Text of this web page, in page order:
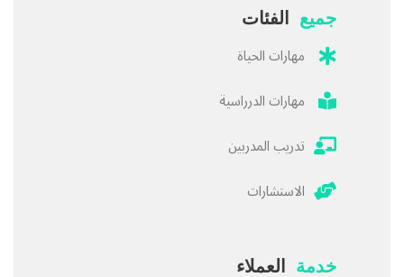
جميع الفئات
مهارات الحياة
مهارات الدرراسية
تدريب المدربين
الاستشارات
خدمة العملاء